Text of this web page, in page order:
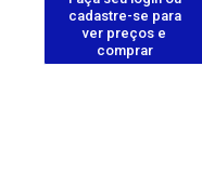
cadastre-se para
ver preços e
comprar